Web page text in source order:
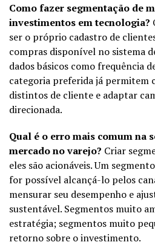
Como fazer segmentação de
investimentos em tecnologia?
ser o próprio cadastro de
compras disponível no sistema
dados básicos como frequência
categoria preferida já permitem
distintos de cliente e adaptar
direcionada.
Qual é o erro mais comum na
mercado no varejo? Criar
eles são acionáveis. Um
for possível alcançá-lo pelos
mensurar seu desempenho e
sustentável. Segmentos muito
estratégia; segmentos muito
retorno sobre o investimento.